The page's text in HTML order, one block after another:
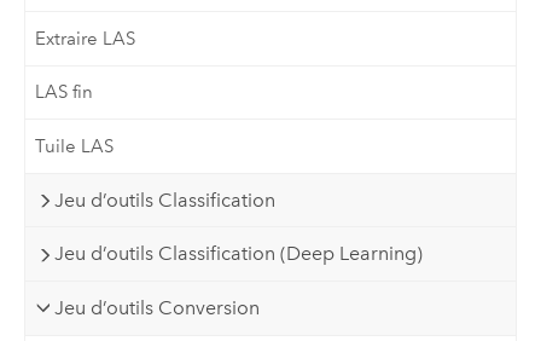
Extraire LAS
LAS fin
Tuile LAS
Jeu d’outils Classification
Jeu d’outils Classification (Deep Learning)
Jeu d’outils Conversion